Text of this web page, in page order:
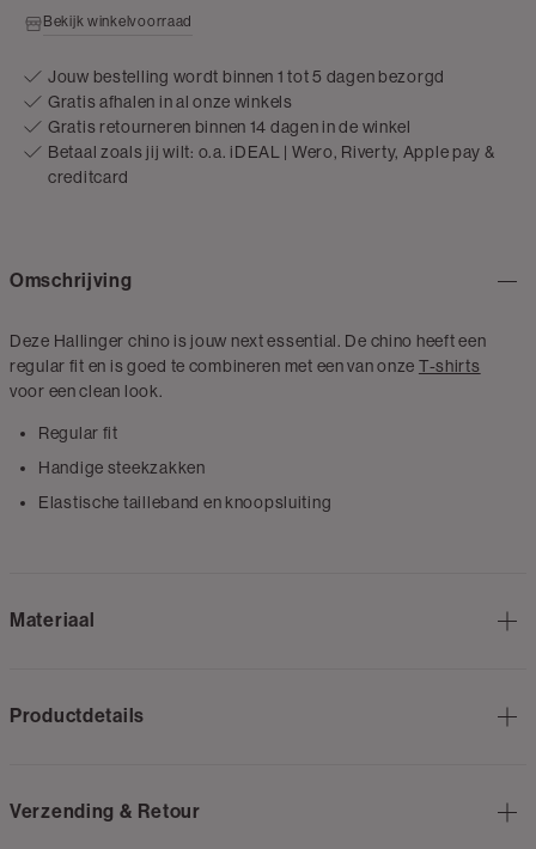
Bekijk winkelvoorraad
Jouw bestelling wordt binnen 1 tot 5 dagen bezorgd
Gratis afhalen in al onze winkels
Gratis retourneren binnen 14 dagen in de winkel
Betaal zoals jij wilt: o.a. iDEAL | Wero, Riverty, Apple pay &
creditcard
Omschrijving
Deze Hallinger chino is jouw next essential. De chino heeft een
regular fit en is goed te combineren met een van onze T-shirts
voor een clean look.
Regular fit
Handige steekzakken
Elastische tailleband en knoopsluiting
Materiaal
Productdetails
Verzending & Retour